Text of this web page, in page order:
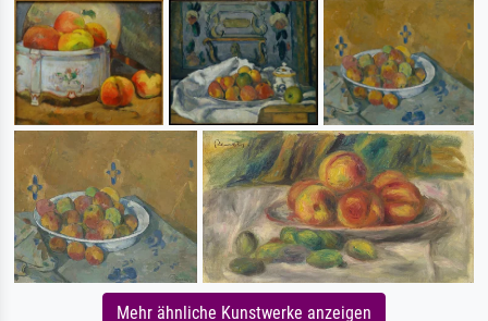
Mehr ähnliche Kunstwerke anzeigen